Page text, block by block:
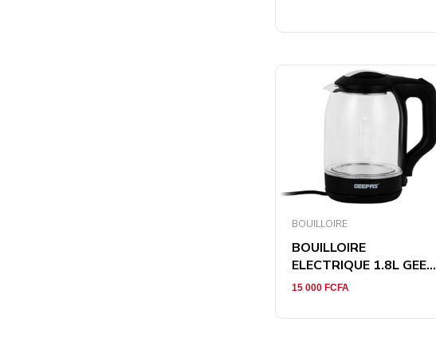
BOUILLOIRE
BOUILLOIRE
ELECTRIQUE 1.8L GEE...
15 000 FCFA